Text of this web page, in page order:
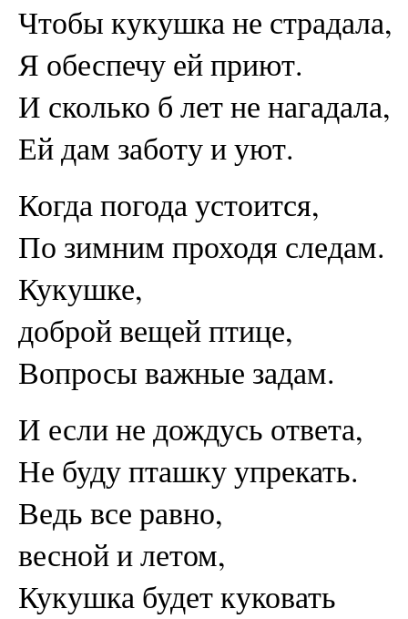
Чтобы кукушка не страдала,
Я обеспечу ей приют.
И сколько б лет не нагадала,
Ей дам заботу и уют.
Когда погода устоится,
По зимним проходя следам.
Кукушке,
доброй вещей птице,
Вопросы важные задам.
И если не дождусь ответа,
Не буду пташку упрекать.
Ведь все равно,
весной и летом,
Кукушка будет куковать